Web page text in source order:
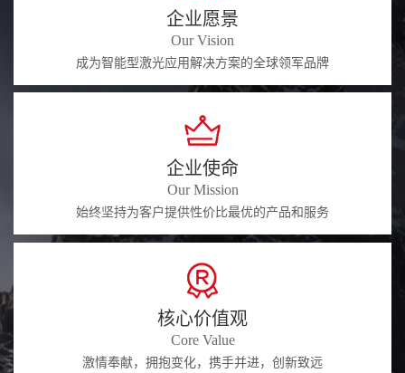
企业愿景
Our Vision
成为智能型激光应用解决方案的全球领军品牌
企业使命
Our Mission
始终坚持为客户提供性价比最优的产品和服务
核心价值观
Core Value
激情奉献，拥抱变化，携手并进，创新致远